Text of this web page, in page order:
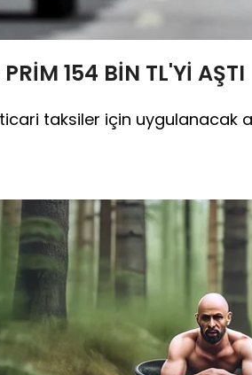
PRİM 154 BİN TL'Yİ AŞTI
taksiler için uygulanacak